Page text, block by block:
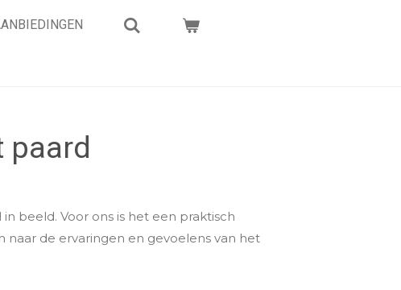
paard
beeld. Voor ons is het een praktisch
naar de ervaringen en gevoelens van het